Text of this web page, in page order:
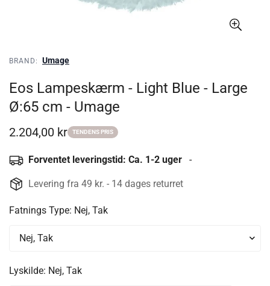
BRAND: Umage
Eos Lampeskærm - Light Blue - Large
Ø:65 cm - Umage
Udsalgspris
2.204,00 kr TENDENS PRIS
Forventet leveringstid: Ca. 1-2 uger -
Levering fra 49 kr. - 14 dages returret
Fatnings Type: Nej, Tak
Lyskilde: Nej, Tak